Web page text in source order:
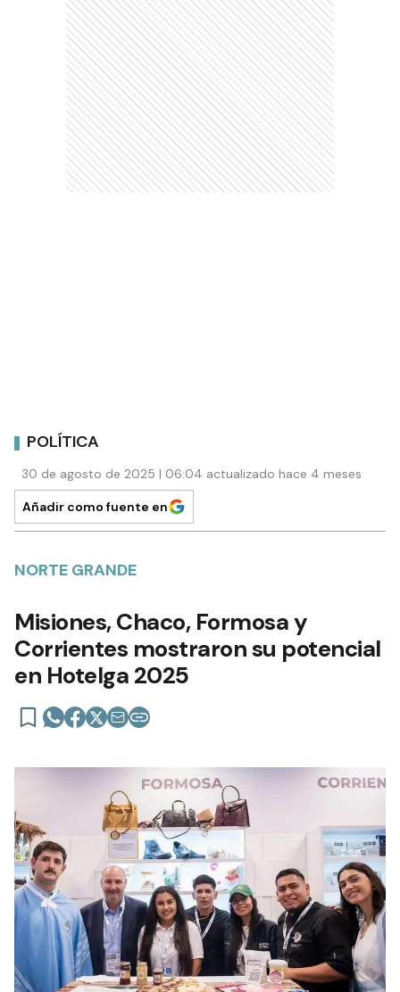
POLÍTICA
30 de agosto de 2025 | 06:04 actualizado hace 4 meses
Añadir como fuente en
NORTE GRANDE
Misiones, Chaco, Formosa y
Corrientes mostraron su potencial
en Hotelga 2025